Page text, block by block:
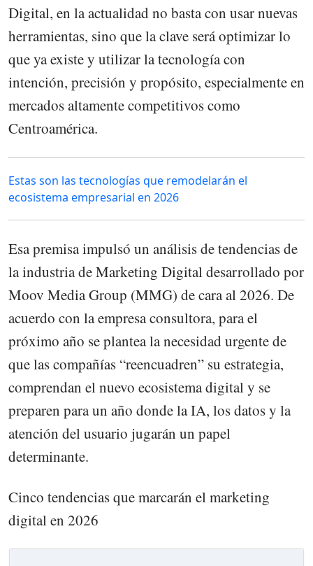
Digital, en la actualidad no basta con usar nuevas
herramientas, sino que la clave será optimizar lo
que ya existe y utilizar la tecnología con
intención, precisión y propósito, especialmente en
mercados altamente competitivos como
Centroamérica.
Estas son las tecnologías que remodelarán el
ecosistema empresarial en 2026
Esa premisa impulsó un análisis de tendencias de
la industria de Marketing Digital desarrollado por
Moov Media Group (MMG) de cara al 2026. De
acuerdo con la empresa consultora, para el
próximo año se plantea la necesidad urgente de
que las compañías “reencuadren” su estrategia,
comprendan el nuevo ecosistema digital y se
preparen para un año donde la IA, los datos y la
atención del usuario jugarán un papel
determinante.
Cinco tendencias que marcarán el marketing
digital en 2026